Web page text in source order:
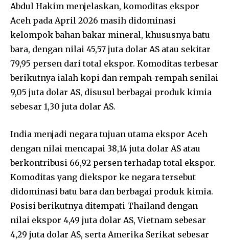
Abdul Hakim menjelaskan, komoditas ekspor
Aceh pada April 2026 masih didominasi
kelompok bahan bakar mineral, khususnya batu
bara, dengan nilai 45,57 juta dolar AS atau sekitar
79,95 persen dari total ekspor. Komoditas terbesar
berikutnya ialah kopi dan rempah-rempah senilai
9,05 juta dolar AS, disusul berbagai produk kimia
sebesar 1,30 juta dolar AS.
India menjadi negara tujuan utama ekspor Aceh
dengan nilai mencapai 38,14 juta dolar AS atau
berkontribusi 66,92 persen terhadap total ekspor.
Komoditas yang diekspor ke negara tersebut
didominasi batu bara dan berbagai produk kimia.
Posisi berikutnya ditempati Thailand dengan
nilai ekspor 4,49 juta dolar AS, Vietnam sebesar
4,29 juta dolar AS, serta Amerika Serikat sebesar